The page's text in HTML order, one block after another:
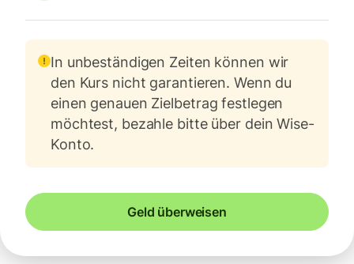
In unbeständigen Zeiten können wir
den Kurs nicht garantieren. Wenn du
einen genauen Zielbetrag festlegen
möchtest, bezahle bitte über dein Wise-
Konto.
Geld überweisen